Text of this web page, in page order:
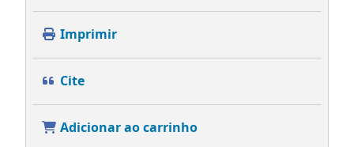
Imprimir
Cite
Adicionar ao carrinho